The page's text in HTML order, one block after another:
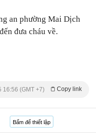
an phường Mai Dịch
đưa cháu về.
Copy link
16:56 (GMT +7)
Bấm để thiết lập